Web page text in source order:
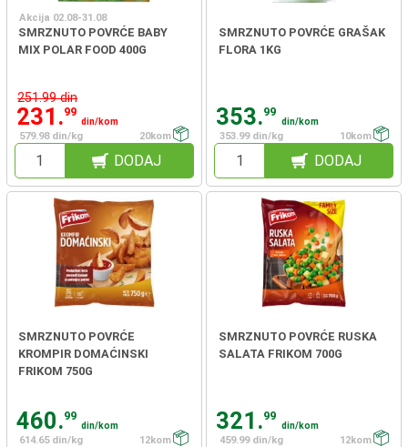
Akcija 02.08-31.08
SMRZNUTO POVRĆE BABY
MIX POLAR FOOD 400G
251.99 din
231.99
din/kom
579.98 din/kg
20kom
DODAJ
SMRZNUTO POVRĆE GRAŠAK
FLORA 1KG
353.99
din/kom
353.99 din/kg
10kom
DODAJ
SMRZNUTO POVRĆE
KROMPIR DOMAĆINSKI
FRIKOM 750G
460.99
din/kom
614.65 din/kg
12kom
SMRZNUTO POVRĆE RUSKA
SALATA FRIKOM 700G
321.99
din/kom
459.99 din/kg
12kom